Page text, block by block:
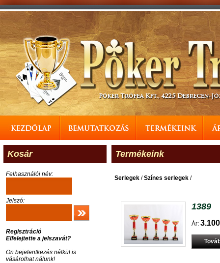
Kosár
Felhasználói név:
Jelszó:
Regisztráció
Elfelejtette a jelszavát?
Ön bejelentkezés nélkül is
vásárolhat nálunk!
Termékeink
Serlegek /Színes serlegek /
1389
Ár: